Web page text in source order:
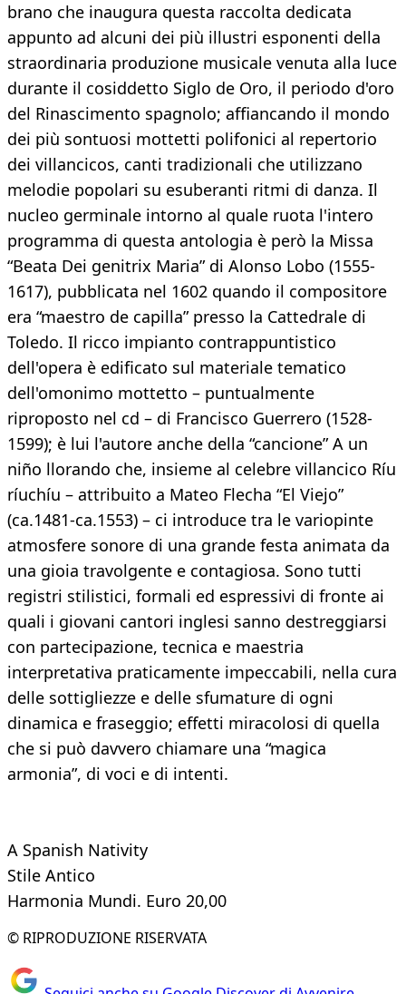
brano che inaugura questa raccolta dedicata
appunto ad alcuni dei più illustri esponenti della
straordinaria produzione musicale venuta alla luce
durante il cosiddetto Siglo de Oro, il periodo d'oro
del Rinascimento spagnolo; affiancando il mondo
dei più sontuosi mottetti polifonici al repertorio
dei villancicos, canti tradizionali che utilizzano
melodie popolari su esuberanti ritmi di danza. Il
nucleo germinale intorno al quale ruota l'intero
programma di questa antologia è però la Missa
“Beata Dei genitrix Maria” di Alonso Lobo (1555-
1617), pubblicata nel 1602 quando il compositore
era “maestro de capilla” presso la Cattedrale di
Toledo. Il ricco impianto contrappuntistico
dell'opera è edificato sul materiale tematico
dell'omonimo mottetto – puntualmente
riproposto nel cd – di Francisco Guerrero (1528-
1599); è lui l'autore anche della “cancione” A un
niño llorando che, insieme al celebre villancico Ríu
ríuchíu – attribuito a Mateo Flecha “El Viejo”
(ca.1481-ca.1553) – ci introduce tra le variopinte
atmosfere sonore di una grande festa animata da
una gioia travolgente e contagiosa. Sono tutti
registri stilistici, formali ed espressivi di fronte ai
quali i giovani cantori inglesi sanno destreggiarsi
con partecipazione, tecnica e maestria
interpretativa praticamente impeccabili, nella cura
delle sottigliezze e delle sfumature di ogni
dinamica e fraseggio; effetti miracolosi di quella
che si può davvero chiamare una “magica
armonia”, di voci e di intenti.
A Spanish Nativity
Stile Antico
Harmonia Mundi. Euro 20,00
© RIPRODUZIONE RISERVATA